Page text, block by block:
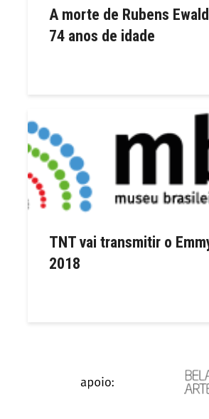
A morte de Rubens
74 anos de idade
TNT vai transmitir o
2018